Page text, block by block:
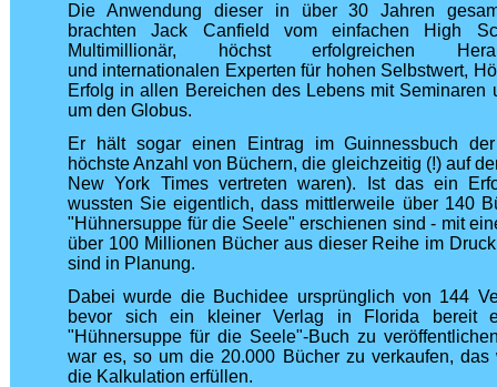
Die Anwendung dieser in über 30 Jahren
brachten Jack Canfield vom einfachen High
Multimillionär, höchst erfolgreichen
und internationalen Experten für hohen Selbstwert,
Erfolg in allen Bereichen des Lebens mit Seminaren
um den Globus.
Er hält sogar einen Eintrag im Guinnessbuch
höchste Anzahl von Büchern, die gleichzeitig (!) auf
New York Times vertreten waren). Ist das ein
wussten Sie eigentlich, dass mittlerweile über 140
"Hühnersuppe für die Seele" erschienen sind - mit
über 100 Millionen Bücher aus dieser Reihe im
sind in Planung.
Dabei wurde die Buchidee ursprünglich von 144
bevor sich ein kleiner Verlag in Florida bereit
"Hühnersuppe für die Seele"-Buch zu
war es, so um die 20.000 Bücher zu verkaufen, das
die Kalkulation erfüllen.